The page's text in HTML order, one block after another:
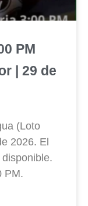
PM
| 29 de
(Loto
2026. El
PM.